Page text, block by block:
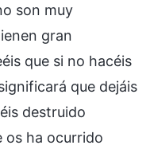
son muy
gran
que si no hacéis
que dejáis
destruido
os ha ocurrido